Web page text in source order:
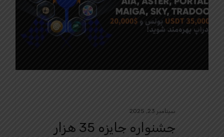
سپتامبر 23, 2025
جشنواره جایزه 35 هزار